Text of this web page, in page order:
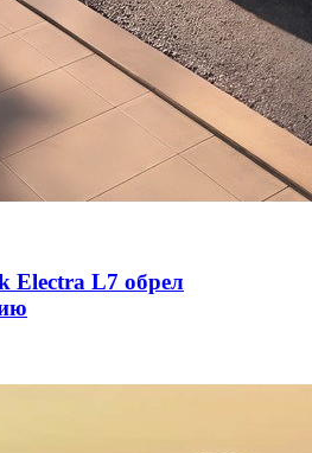
Electra L7 обрел